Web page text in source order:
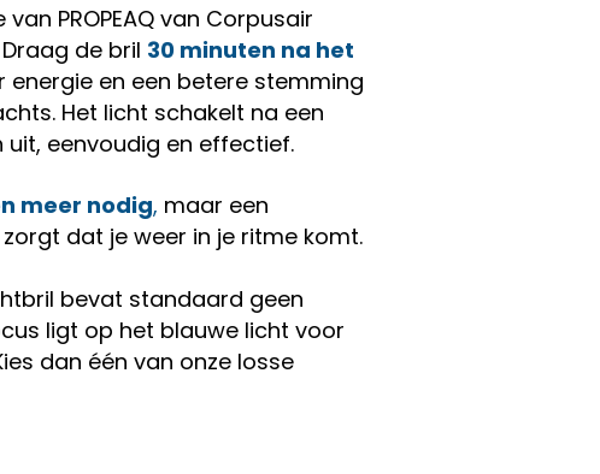
PROPEAQ van Corpusair
Draag de bril 30 minuten na het
en een betere stemming
Het licht schakelt na een
eenvoudig en effectief.
meer nodig, maar een
dat je weer in je ritme komt.
bevat standaard geen
ligt op het blauwe licht voor
dan één van onze losse